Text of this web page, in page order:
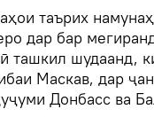
таърих
дар бар
ташкил шудаанд,
Маскав, дар
Донбасс ва